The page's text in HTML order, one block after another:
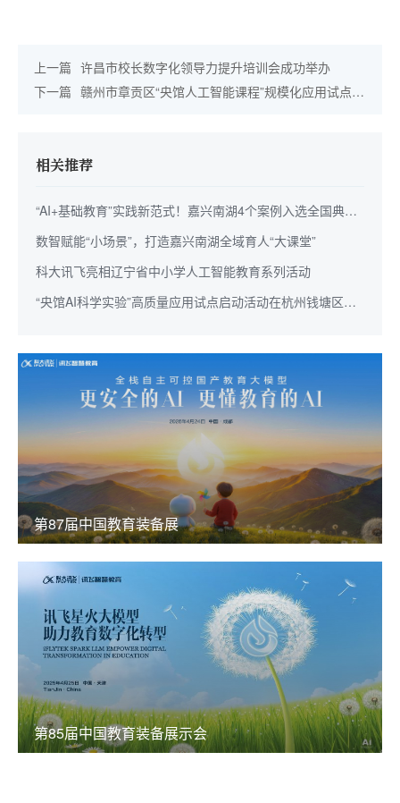
上一篇 许昌市校长数字化领导力提升培训会成功举办
下一篇 赣州市章贡区“央馆人工智能课程”规模化应用试点区
相关推荐
“AI+基础教育”实践新范式！嘉兴南湖4个案例入选全国典型
案例
数智赋能“小场景”，打造嘉兴南湖全域育人“大课堂”
科大讯飞亮相辽宁省中小学人工智能教育系列活动
“央馆AI科学实验”高质量应用试点启动活动在杭州钱塘区举
第87届中国教育装备展
第85届中国教育装备展示会